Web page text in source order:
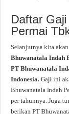
Daftar
Permai
Selanjutnya kita
Bhuwanatala Indah
PT Bhuwanatala
Indonesia.Gaji ini
Bhuwanatala Indah
per tahunnya. Juga
berikan PT